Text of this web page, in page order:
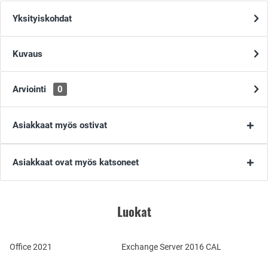
Yksityiskohdat
Kuvaus
Arviointi 0
Asiakkaat myös ostivat
Asiakkaat ovat myös katsoneet
Luokat
Office 2021
Exchange Server 2016 CAL